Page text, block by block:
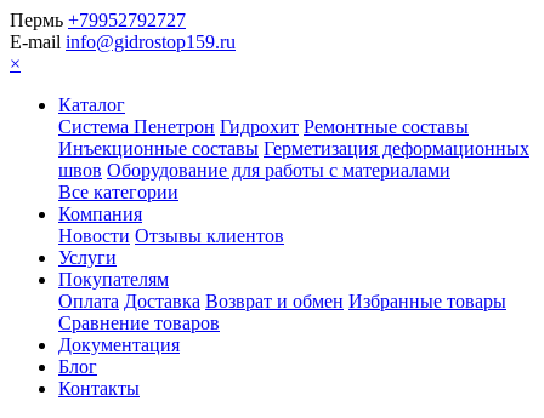
Пермь +79952792727
E-mail info@gidrostop159.ru
×
Каталог
Система Пенетрон Гидрохит Ремонтные составы
Инъекционные составы Герметизация деформационных
швов Оборудование для работы с материалами
Все категории
Компания
Новости Отзывы клиентов
Услуги
Покупателям
Оплата Доставка Возврат и обмен Избранные товары
Сравнение товаров
Документация
Блог
Контакты